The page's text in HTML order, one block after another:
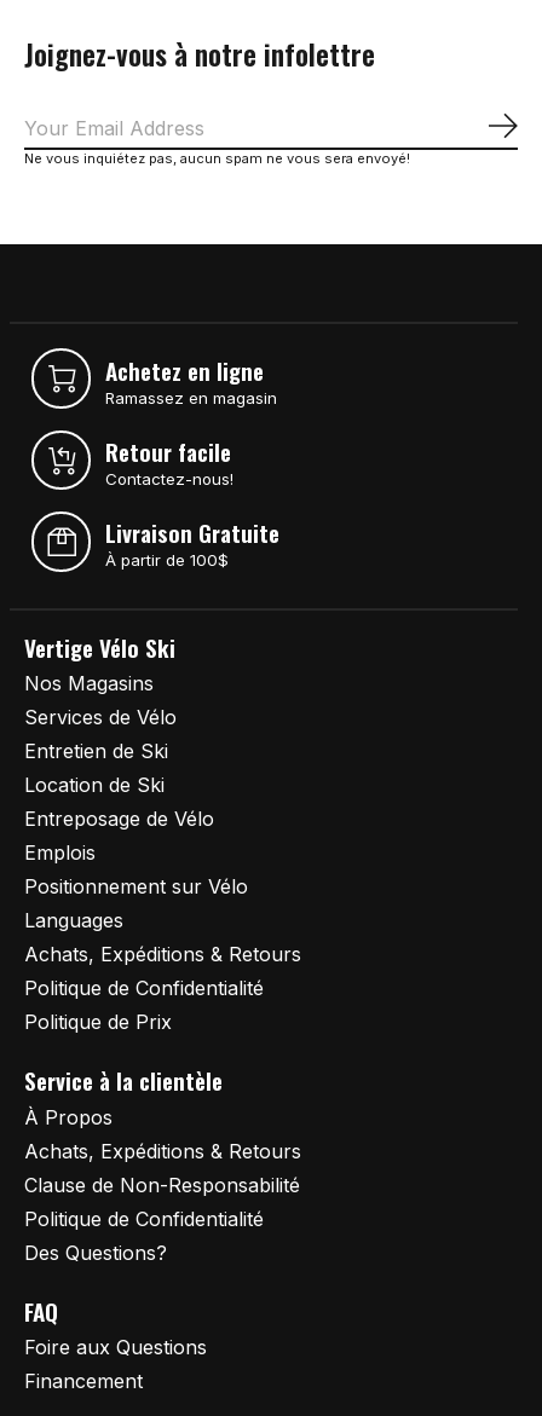
Joignez-vous à notre infolettre
Ne vous inquiétez pas, aucun spam ne vous sera envoyé!
Achetez en ligne
Ramassez en magasin
Retour facile
Contactez-nous!
Livraison Gratuite
À partir de 100$
Vertige Vélo Ski
Nos Magasins
Services de Vélo
Entretien de Ski
Location de Ski
Entreposage de Vélo
Emplois
Positionnement sur Vélo
Languages
Achats, Expéditions & Retours
Politique de Confidentialité
Politique de Prix
Service à la clientèle
À Propos
Achats, Expéditions & Retours
Clause de Non-Responsabilité
Politique de Confidentialité
Des Questions?
FAQ
Foire aux Questions
Financement